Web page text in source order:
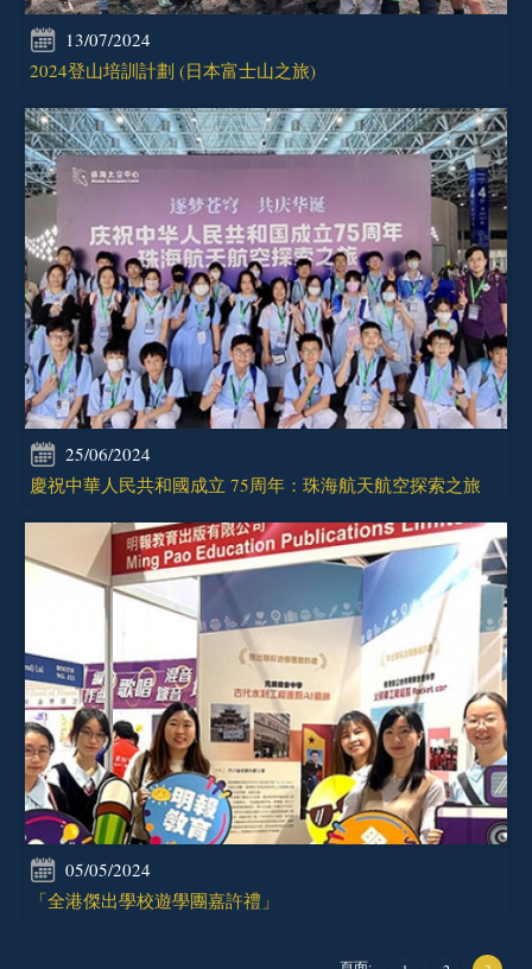
13/07/2024
2024登山培訓計劃 (日本富士山之旅)
25/06/2024
慶祝中華人民共和國成立 75周年：珠海航天航空探索之旅
05/05/2024
「全港傑出學校遊學團嘉許禮」